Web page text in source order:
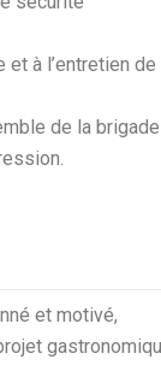
et à l’entretien de
de la brigade
et motivé,